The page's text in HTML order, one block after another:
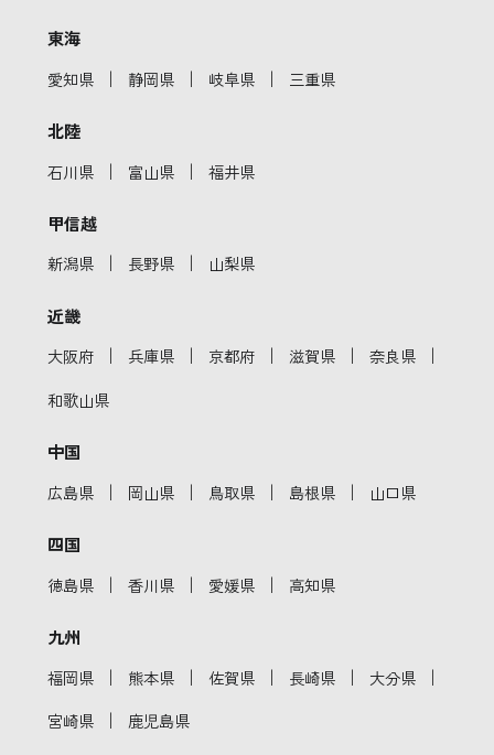
東海
愛知県 ｜ 静岡県 ｜ 岐阜県 ｜ 三重県
北陸
石川県 ｜ 富山県 ｜ 福井県
甲信越
新潟県 ｜ 長野県 ｜ 山梨県
近畿
大阪府 ｜ 兵庫県 ｜ 京都府 ｜ 滋賀県 ｜ 奈良県 ｜
和歌山県
中国
広島県 ｜ 岡山県 ｜ 鳥取県 ｜ 島根県 ｜ 山口県
四国
徳島県 ｜ 香川県 ｜ 愛媛県 ｜ 高知県
九州
福岡県 ｜ 熊本県 ｜ 佐賀県 ｜ 長崎県 ｜ 大分県 ｜
宮崎県 ｜ 鹿児島県